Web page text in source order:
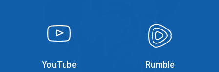
YouTube
YouTube
YouTube
Rumble